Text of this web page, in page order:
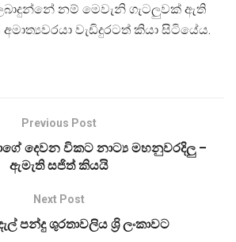
නම් මෙවැනි ගැටලුවක් ඇති
වැඩිදුරටත් කියා සිටියේය.
Previous Post
දෙවන විකට නාට්‍ය මහනුවරදිලු –
ඇමැති සජිත් කියයි
Next Post
පන්දු ශුරතාවලිය ශ්‍රි ලංකාවට